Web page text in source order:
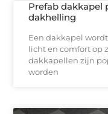
Prefab dakkapel
dakhelling
Een dakkapel
licht en comfort op
dakkapellen zijn
worden